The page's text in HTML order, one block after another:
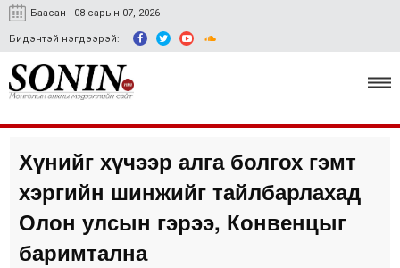
Баасан - 08 сарын 07, 2026
Бидэнтэй нэгдээрэй:
Улс төр, эдийн засаг
Гэмт хэрэг
Нийгэм, соёл
Хүнийг хүчээр алга болгох гэмт
хэргийн шинжийг тайлбарлахад
Олон улсын гэрээ, Конвенцыг
баримтална